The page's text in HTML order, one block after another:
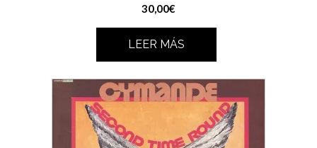
30,00€
LEER MÁS